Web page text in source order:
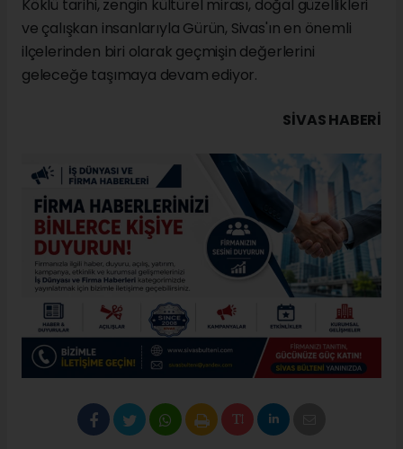
Köklü tarihi, zengin kültürel mirası, doğal güzellikleri
ve çalışkan insanlarıyla Gürün, Sivas'ın en önemli
ilçelerinden biri olarak geçmişin değerlerini
geleceğe taşımaya devam ediyor.
SIVAS HABERİ